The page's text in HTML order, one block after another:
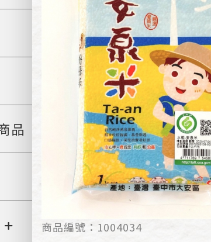
品
商品編號： 1004034